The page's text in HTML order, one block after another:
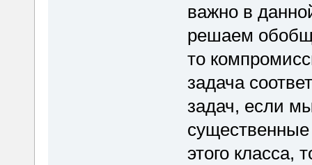
важно в
решаем
то
задача
задач, если
существенные
этого класса,